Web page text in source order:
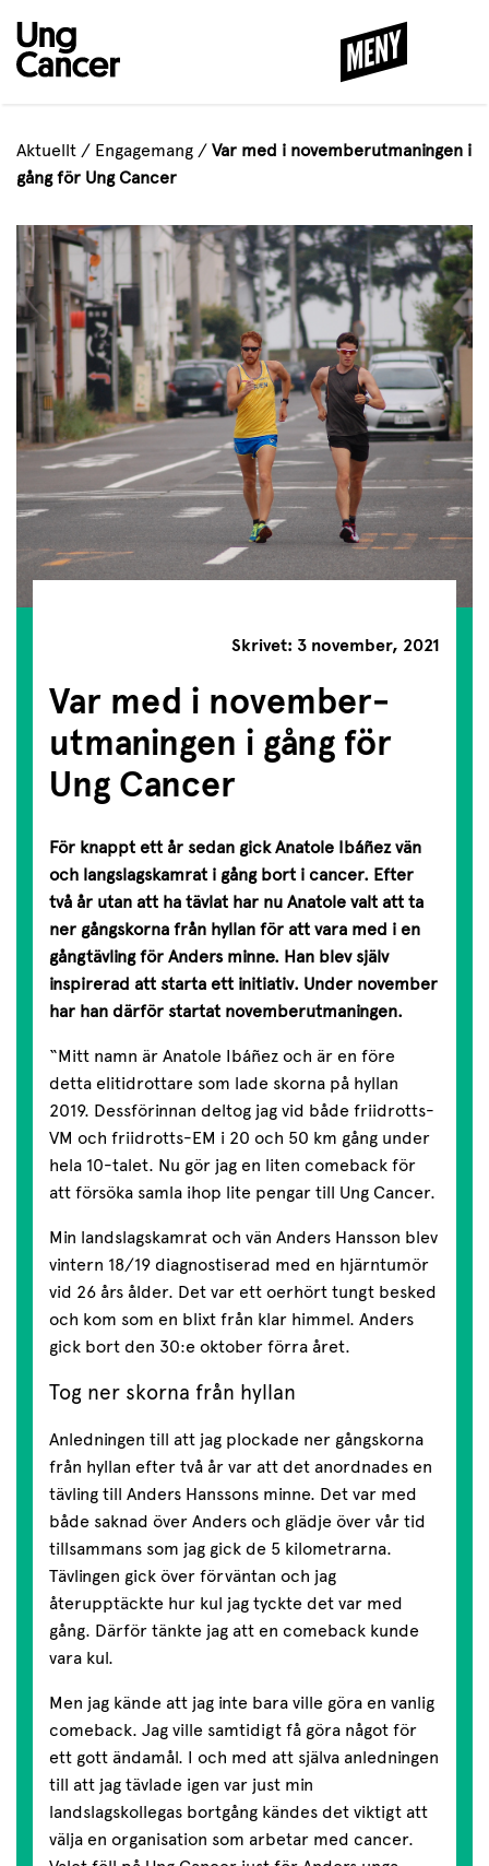
STÄNG
MENY
Aktuellt / Engagemang / Var med i november­utmaningen i
gång för Ung Cancer
Skrivet: 3 november, 2021
Var med i november­
utmaningen i gång för
Ung Cancer
För knappt ett år sedan gick Anatole Ibáñez vän
och langslagskamrat i gång bort i cancer. Efter
två år utan att ha tävlat har nu Anatole valt att ta
ner gångskorna från hyllan för att vara med i en
gångtävling för Anders minne. Han blev själv
inspirerad att starta ett initiativ. Under november
har han därför startat novemberutmaningen.
“Mitt namn är Anatole Ibáñez och är en före
detta elitidrottare som lade skorna på hyllan
2019. Dessförinnan deltog jag vid både friidrotts-
VM och friidrotts-EM i 20 och 50 km gång under
hela 10-talet. Nu gör jag en liten comeback för
att försöka samla ihop lite pengar till Ung Cancer.
Min landslagskamrat och vän Anders Hansson blev
vintern 18/19 diagnostiserad med en hjärntumör
vid 26 års ålder. Det var ett oerhört tungt besked
och kom som en blixt från klar himmel. Anders
gick bort den 30:e oktober förra året.
Tog ner skorna från hyllan
Anledningen till att jag plockade ner gångskorna
från hyllan efter två år var att det anordnades en
tävling till Anders Hanssons minne. Det var med
både saknad över Anders och glädje över vår tid
tillsammans som jag gick de 5 kilometrarna.
Tävlingen gick över förväntan och jag
återupptäckte hur kul jag tyckte det var med
gång. Därför tänkte jag att en comeback kunde
vara kul.
Men jag kände att jag inte bara ville göra en vanlig
comeback. Jag ville samtidigt få göra något för
ett gott ändamål. I och med att själva anledningen
till att jag tävlade igen var just min
landslagskollegas bortgång kändes det viktigt att
välja en organisation som arbetar med cancer.